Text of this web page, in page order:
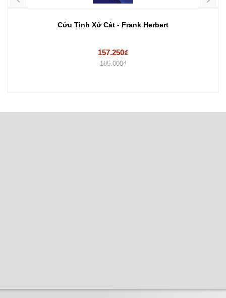
Cứu Tinh Xứ Cát - Frank Herbert
157.250₫
185.000₫